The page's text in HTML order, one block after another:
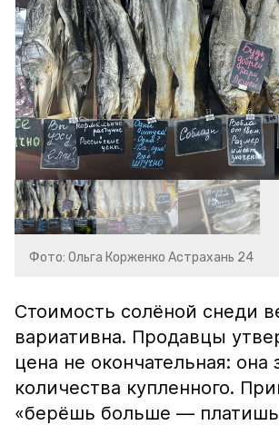
Фото: Ольга Корженко Астрахань 24
Стоимость солёной снеди
вариативна. Продавцы
цена не окончательная: она
количества купленного.
«берёшь больше —